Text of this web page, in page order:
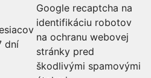
dní
Google recaptcha na
identifikáciu robotov
na ochranu webovej
stránky pred
škodlivými spamovými